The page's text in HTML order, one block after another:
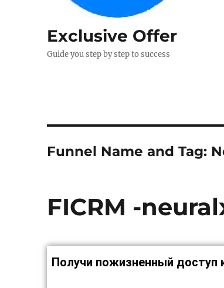
Exclusive Offer
Guide you step by step to success
Funnel Name and Tag:
FICRM -
Получи пожизненный доступ